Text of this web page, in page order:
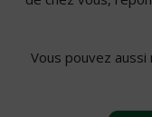
Vous pouvez